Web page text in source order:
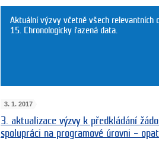
Aktuální výzvy včetně všech relevantních
15. Chronologicky řazená data.
3. 1. 2017
3. aktualizace výzvy k předkládání
spolupráci na programové úrovni –